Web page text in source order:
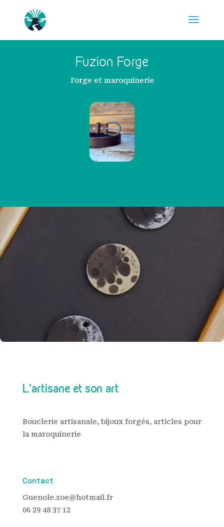
Fuzion Forge
Forge et maroquinerie
L’artisane et son art
Bouclerie artisanale, bijoux forgés, articles pour
la maroquinerie
Contact
Guenole.zoe@hotmail.fr
06 29 48 37 12